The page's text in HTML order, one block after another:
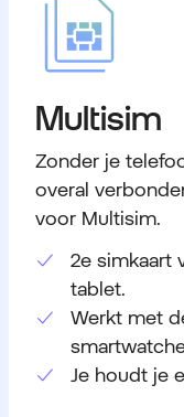
Multisim
Zonder je
overal
voor Multisim.
2e simkaart
tablet.
Werkt met
Je houdt je